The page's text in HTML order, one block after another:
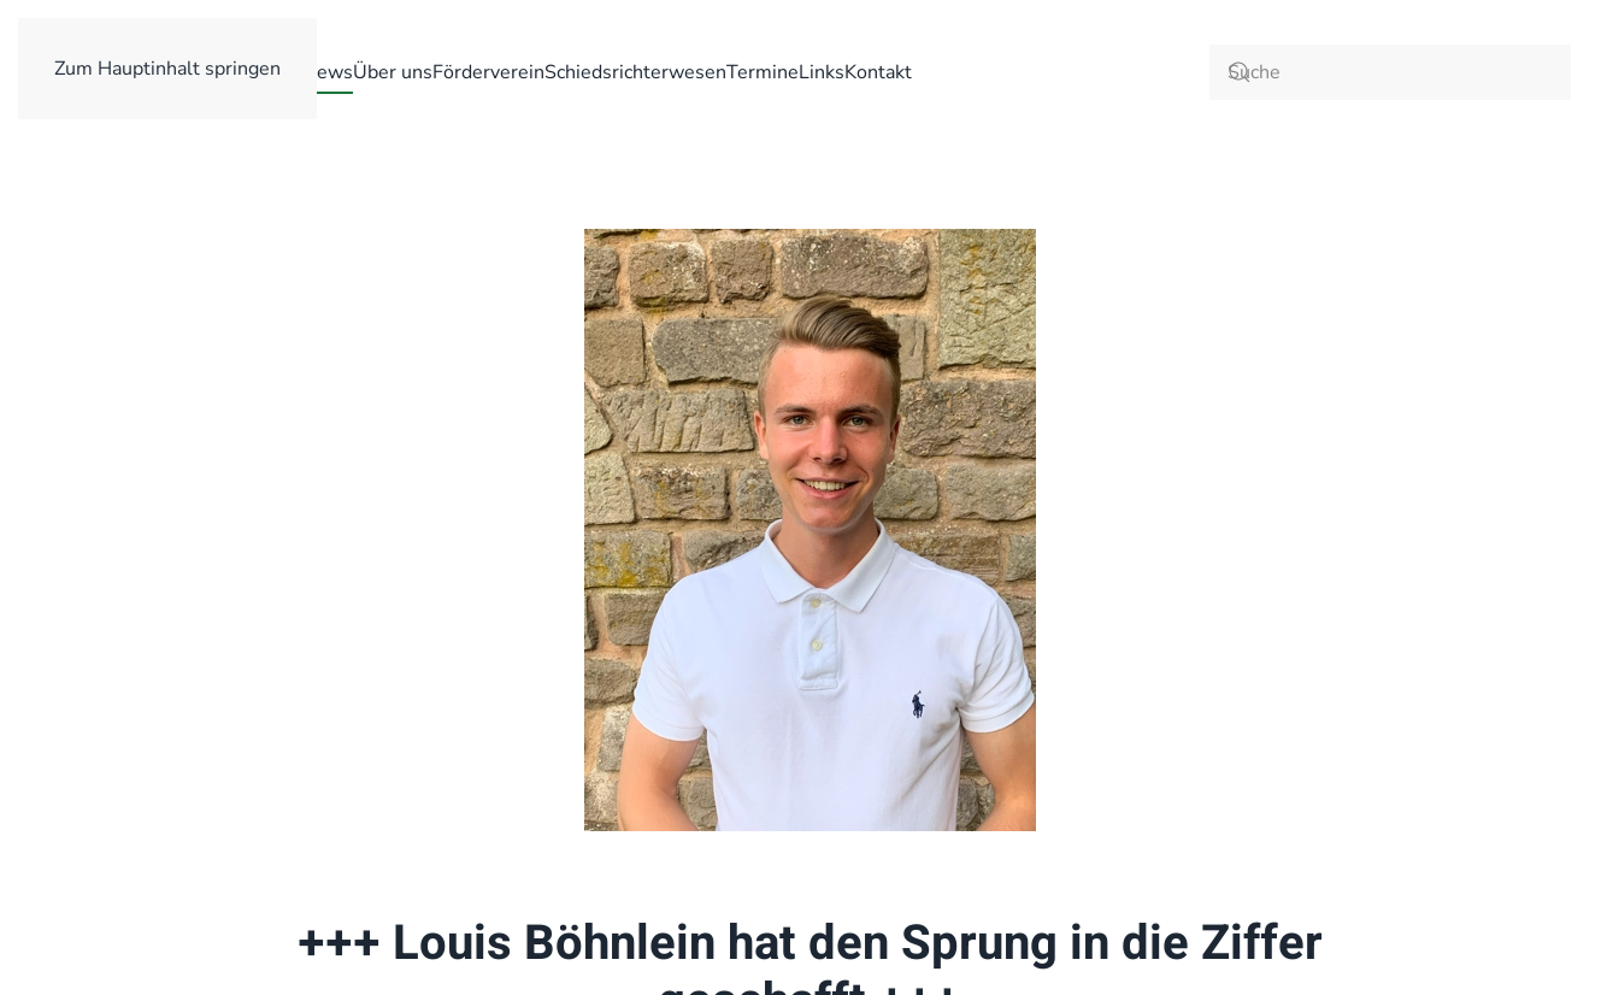
Zum Hauptinhalt springen
Home NewsÜber unsFördervereinSchiedsrichterwesenTermineLinksKontakt
+++ Louis Böhnlein hat den Sprung in die Ziffer